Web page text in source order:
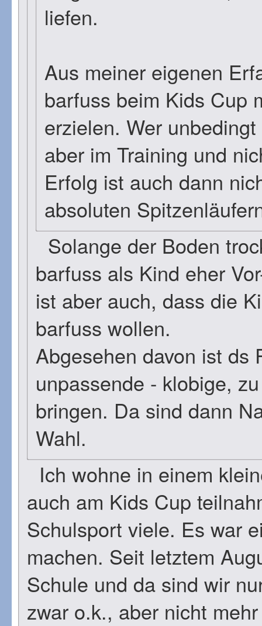
liefen.
Aus meiner eigenen
barfuss beim Kids Cup
erzielen. Wer
aber im Training und
Erfolg ist auch dann
absoluten
Solange der Boden
barfuss als Kind eher
ist aber auch, dass die
barfuss wollen.
Abgesehen davon ist ds
unpassende - klobige,
bringen. Da sind dann
Wahl.
Ich wohne in einem
auch am Kids Cup
Schulsport viele. Es war
machen. Seit letztem
Schule und da sind wir
zwar o.k., aber nicht